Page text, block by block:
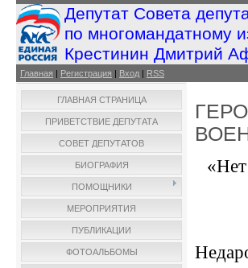
Депутат Совета
по многомандатному
Крестинин Дмитрий
Главная | Регистрация | Вход | RSS
ГЛАВНАЯ СТРАНИЦА
ПРИВЕТСТВИЕ ДЕПУТАТА
СОВЕТ ДЕПУТАТОВ
БИОГРАФИЯ
ПОМОЩНИКИ
МЕРОПРИЯТИЯ
ПУБЛИКАЦИИ
ФОТОАЛЬБОМЫ